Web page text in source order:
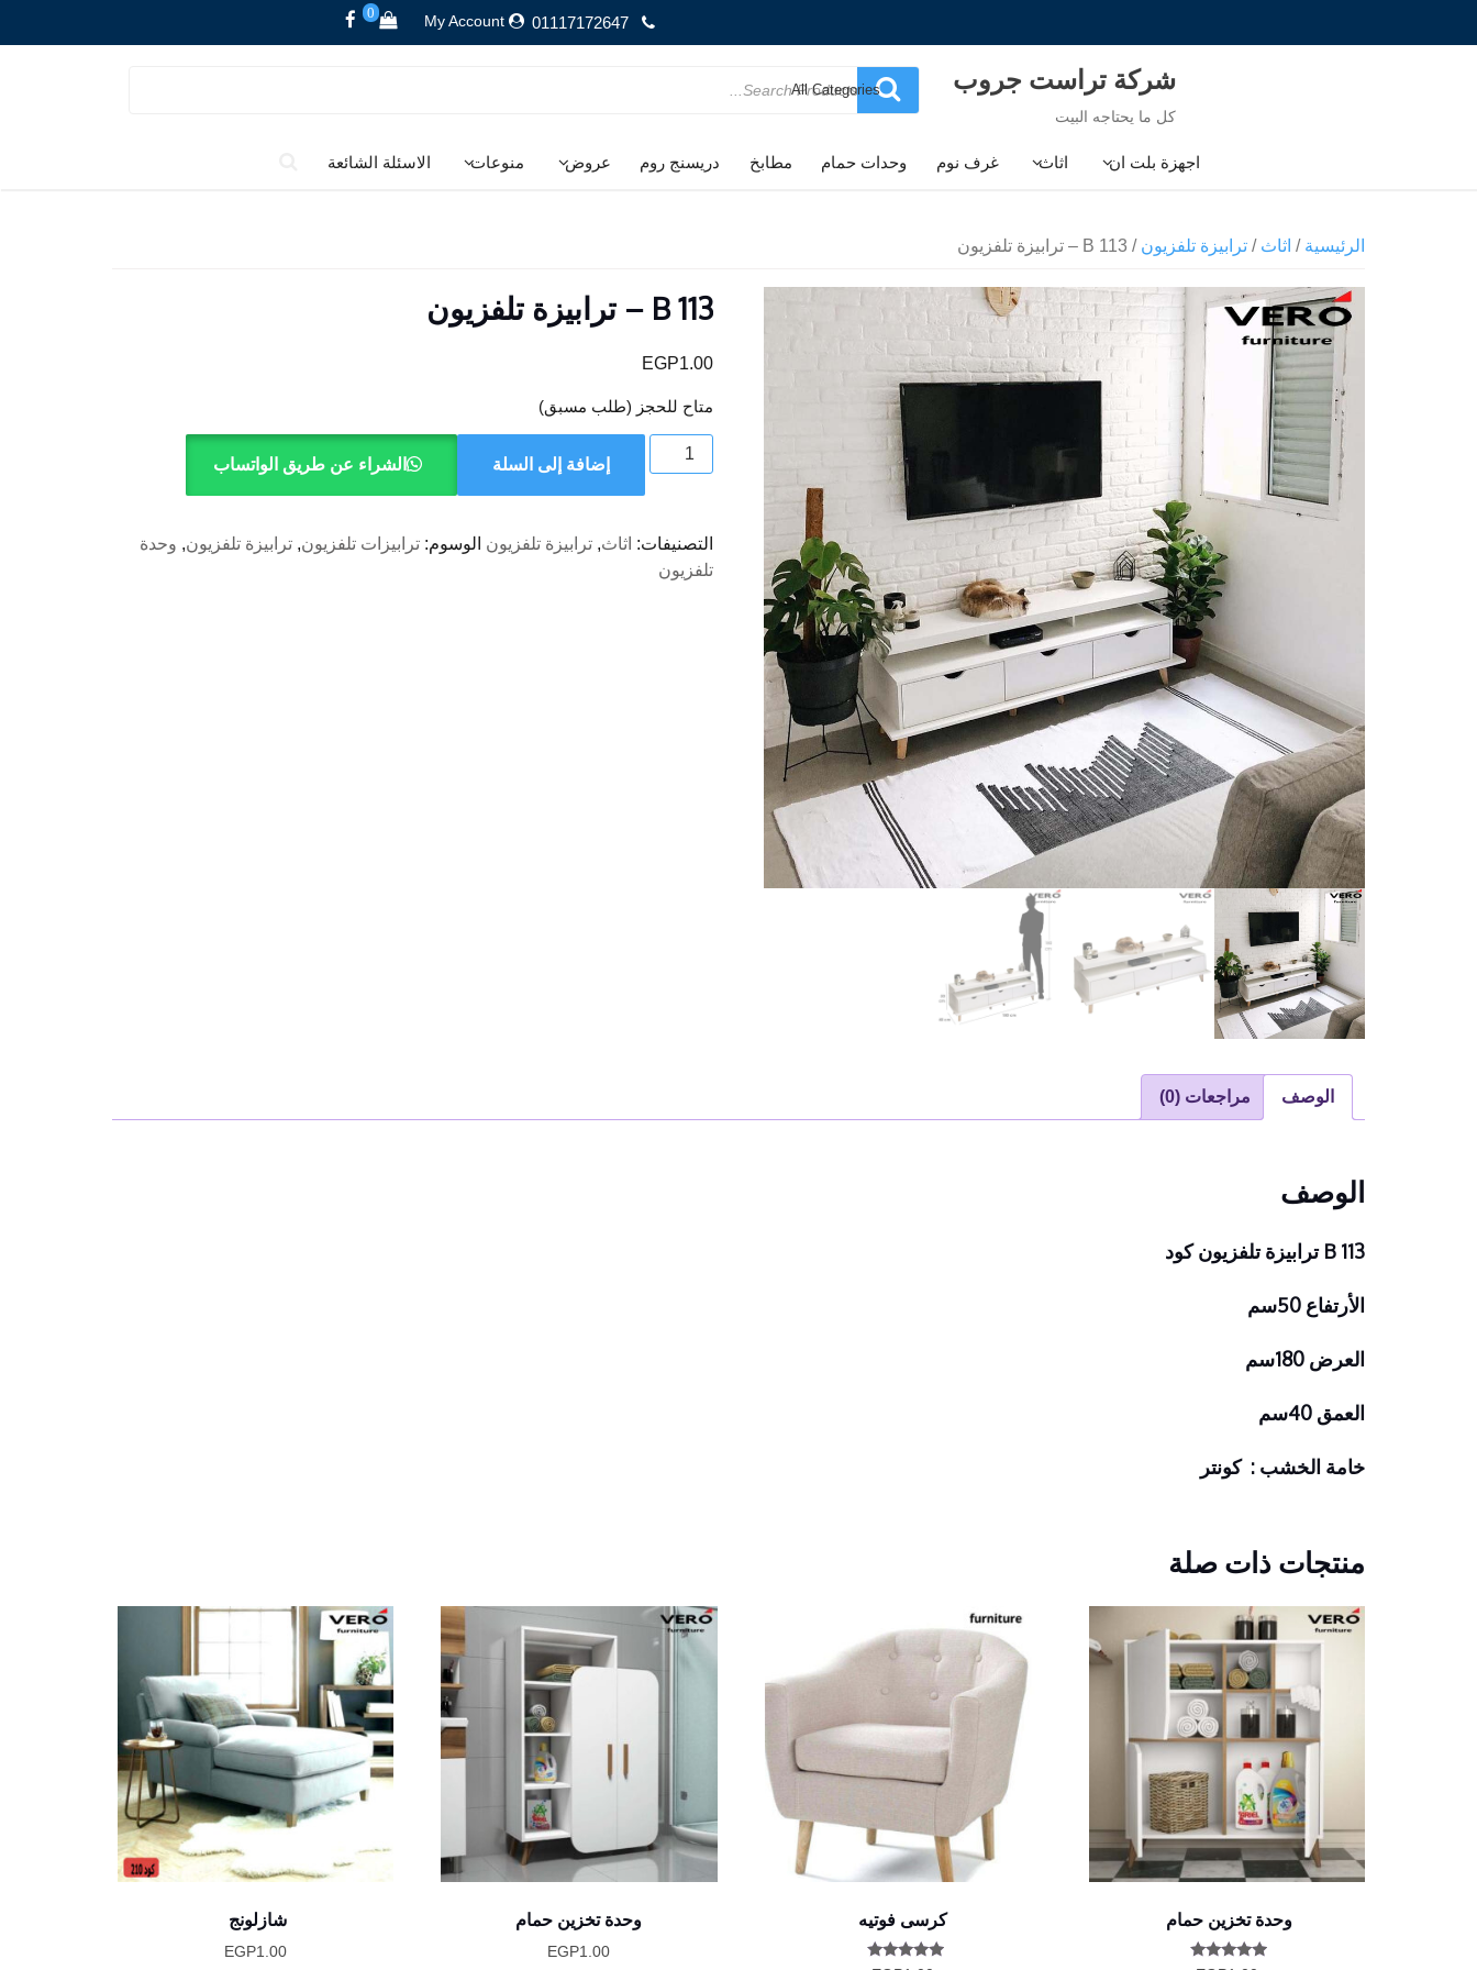
01117172647
My Account
0
شركة تراست جروب
كل ما يحتاجه البيت
Search
for
اجهزة بلت ان اثاث غرف نوم وحدات حمام مطابخ دريسنج روم عروض منوعات الاسئلة الشائعة
الرئيسية / اثاث / ترابيزة تلفزيون / B 113 – ترابيزة تلفزيون
B 113 – ترابيزة تلفزيون
EGP1.00
متاح للحجز (طلب مسبق)
كمية
B
ترابيزة
تلفزيون
إضافة إلى السلة الشراء عن طريق الواتساب
التصنيفات: اثاث, ترابيزة تلفزيون الوسوم: ترابيزات تلفزيون, ترابيزة تلفزيون, وحدة
تلفزيون
الوصف مراجعات (0)
الوصف
B 113 ترابيزة تلفزيون كود
الأرتفاع 50سم
العرض 180سم
العمق 40سم
خامة الخشب : كونتر
منتجات ذات صلة
وحدة تخزين حمام كرسى فوتيه وحدة تخزين حمام
EGP1.00
شازلونج
EGP1.00